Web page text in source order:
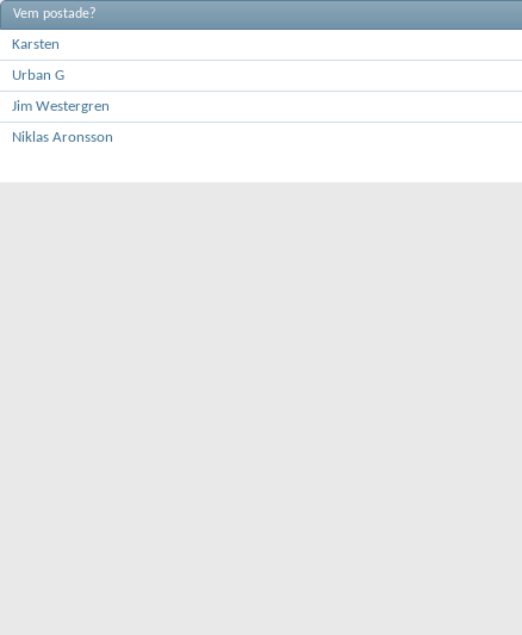
Vem postade?
Karsten
Urban G
Jim Westergren
Niklas Aronsson